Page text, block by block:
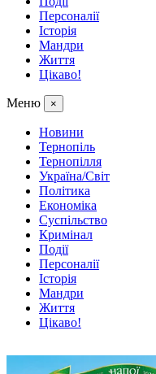
Персоналії
Історія
Мандри
Життя
Цікаво!
Меню ×
Новини
Тернопіль
Тернопілля
Україна/Світ
Політика
Економіка
Суспільство
Кримінал
Події
Персоналії
Історія
Мандри
Життя
Цікаво!